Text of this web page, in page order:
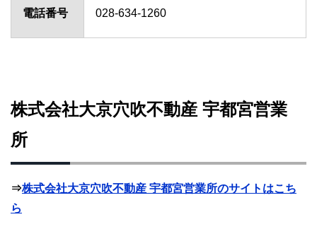
電話番号 028-634-1260
株式会社大京穴吹不動産 宇都宮営業
所
⇒株式会社大京穴吹不動産 宇都宮営業所のサイトはこち
ら